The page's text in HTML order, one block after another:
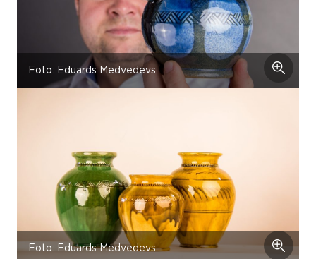
Foto: Eduards Medvedevs
Foto: Eduards Medvedevs